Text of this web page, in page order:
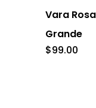
Vara
Grande
$99.00